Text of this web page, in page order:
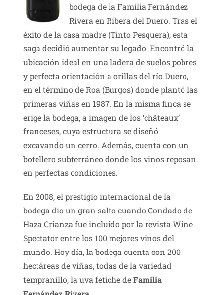
bodega de la Familia Fernández
Rivera en Ribera del Duero. Tras el
éxito de la casa madre (Tinto Pesquera), esta
saga decidió aumentar su legado. Encontró la
ubicación ideal en una ladera de suelos pobres
y perfecta orientación a orillas del río Duero,
en el término de Roa (Burgos) donde plantó las
primeras viñas en 1987. En la misma finca se
erige la bodega, a imagen de los ‘châteaux’
franceses, cuya estructura se diseñó
excavando un cerro. Además, cuenta con un
botellero subterráneo donde los vinos reposan
en perfectas condiciones.
En 2008, el prestigio internacional de la
bodega dio un gran salto cuando Condado de
Haza Crianza fue incluido por la revista Wine
Spectator entre los 100 mejores vinos del
mundo. Hoy día, la bodega cuenta con 200
hectáreas de viñas, todas de la variedad
tempranillo, la uva fetiche deFamilia